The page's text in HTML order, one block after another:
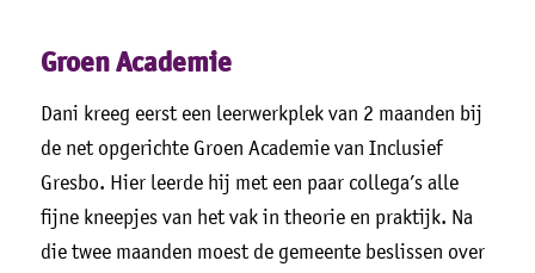
Groen Academie
Dani kreeg eerst een leerwerkplek van 2 maanden bij
de net opgerichte Groen Academie van Inclusief
Gresbo. Hier leerde hij met een paar collega’s alle
fijne kneepjes van het vak in theorie en praktijk. Na
die twee maanden moest de gemeente beslissen over